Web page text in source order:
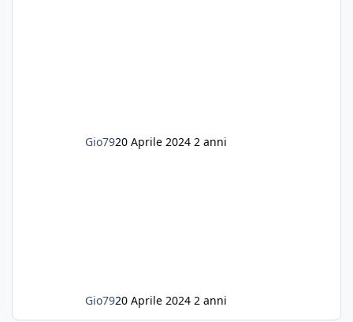
Gio7920 Aprile 2024 2 anni
Gio7920 Aprile 2024 2 anni